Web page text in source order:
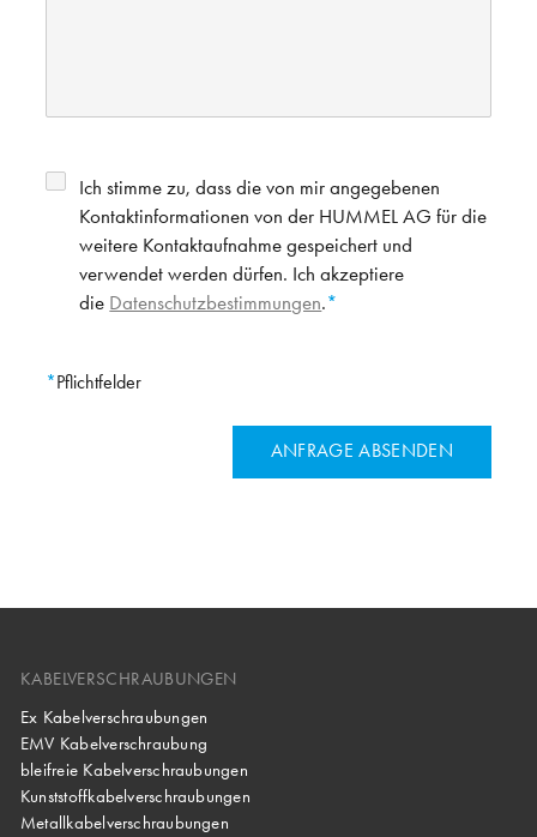
Ich stimme zu, dass die von mir angegebenen
Kontaktinformationen von der HUMMEL AG für die
weitere Kontaktaufnahme gespeichert und
verwendet werden dürfen. Ich akzeptiere
die Datenschutzbestimmungen.
Pflichtfelder
KABELVERSCHRAUBUNGEN
Ex Kabelverschraubungen
EMV Kabelverschraubung
bleifreie Kabelverschraubungen
Kunststoffkabelverschraubungen
Metallkabelverschraubungen